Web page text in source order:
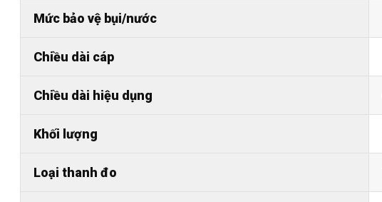
Mức bảo vệ bụi/nước
Chiều dài cáp
Chiều dài hiệu dụng
Khối lượng
Loại thanh đo